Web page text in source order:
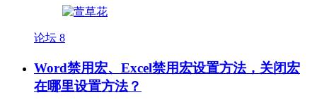
论坛 8
Word禁用宏、Excel禁用宏设置方法，关闭宏
在哪里设置方法？